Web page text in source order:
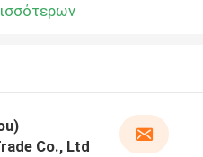
Co., Ltd